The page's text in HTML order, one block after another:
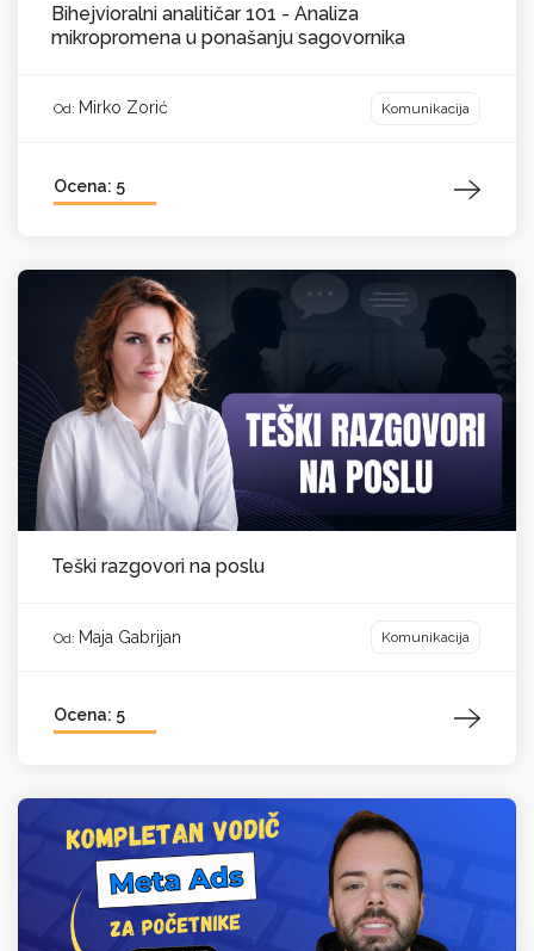
Bihejvioralni analitičar 101 - Analiza
mikropromena u ponašanju sagovornika
Od: Mirko Zorić Komunikacija
Ocena: 5
Teški razgovori na poslu
Od: Maja Gabrijan Komunikacija
Ocena: 5